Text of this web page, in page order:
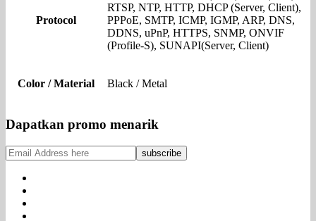
Protocol
RTSP, NTP, HTTP, DHCP (Server, Client),
PPPoE, SMTP, ICMP, IGMP, ARP, DNS,
DDNS, uPnP, HTTPS, SNMP, ONVIF
(Profile-S), SUNAPI(Server, Client)
Color / Material Black / Metal
Dapatkan promo menarik